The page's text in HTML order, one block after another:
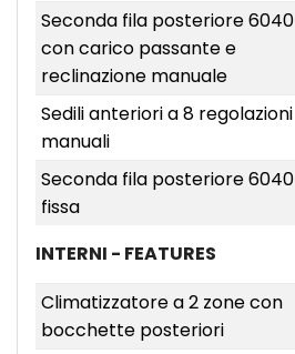
Seconda fila posteriore 6040
con carico passante e
reclinazione manuale
Sedili anteriori a 8 regolazioni
manuali
Seconda fila posteriore 6040
fissa
INTERNI - FEATURES
Climatizzatore a 2 zone con
bocchette posteriori